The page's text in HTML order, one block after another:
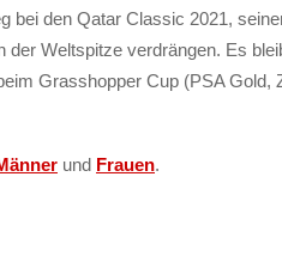
bei den Qatar Classic 2021,
Weltspitze verdrängen. Es
Grasshopper Cup (PSA Gold,
und Frauen.